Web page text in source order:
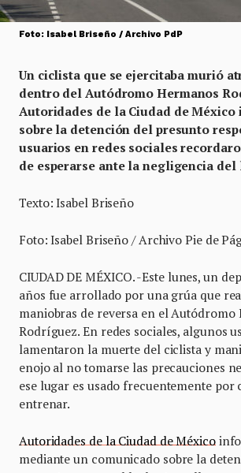
Foto: Isabel Briseño / Archivo PdP
Un ciclista que se ejercitaba murió
dentro del Autódromo Hermanos
Autoridades de la Ciudad de
sobre la detención del presunto
usuarios en redes sociales
de esperarse ante la negligencia del
Texto: Isabel Briseño
Foto: Isabel Briseño / Archivo Pie de
CIUDAD DE MÉXICO. -Este lunes, un
años fue arrollado por una grúa que
maniobras de reversa en el Autódromo
Rodríguez. En redes sociales, algunos
lamentaron la muerte del ciclista y
enojo al no tomarse las precauciones
ese lugar es usado frecuentemente por
entrenar.
Autoridades de la Ciudad de México
mediante un comunicado sobre la